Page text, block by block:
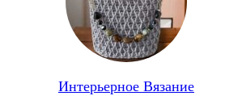
Интерьерное Вязание